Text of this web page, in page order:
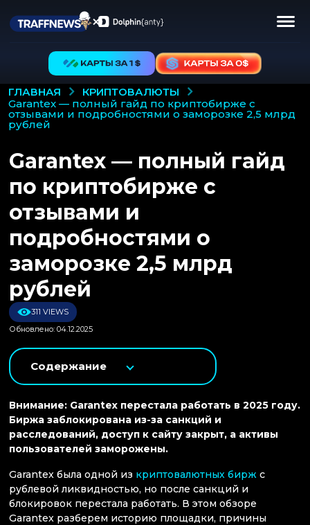
ГЛАВНАЯ
КРИПТОВАЛЮТЫ
garantex — полный гайд по криптобирже с
отзывами и подробностями о заморозке 2,5 млрд
рублей
Garantex — полный гайд
по криптобирже с
отзывами и
подробностями о
заморозке 2,5 млрд
рублей
311 VIEWS
Обновлено: 04.12.2025
Содержание
Внимание: Garantex перестала работать в 2025 году.
Биржа заблокирована из-за санкций и
расследований, доступ к сайту закрыт, а активы
пользователей заморожены.
Garantex была одной из криптовалютных бирж с
рублевой ликвидностью, но после санкций и
блокировок перестала работать. В этом обзоре
Garantex разберем историю площадки, причины